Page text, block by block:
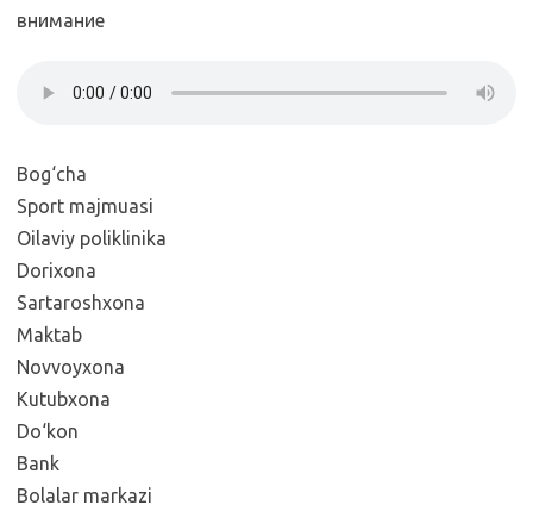
внимание
Bog‘cha
Sport majmuasi
Oilaviy poliklinika
Dorixona
Sartaroshxona
Maktab
Novvoyxona
Kutubxona
Do‘kon
Bank
Bolalar markazi